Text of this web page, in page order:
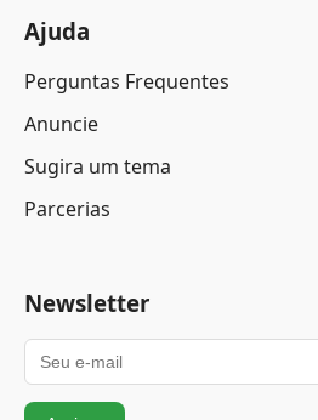
Ajuda
Perguntas Frequentes
Anuncie
Sugira um tema
Parcerias
Newsletter